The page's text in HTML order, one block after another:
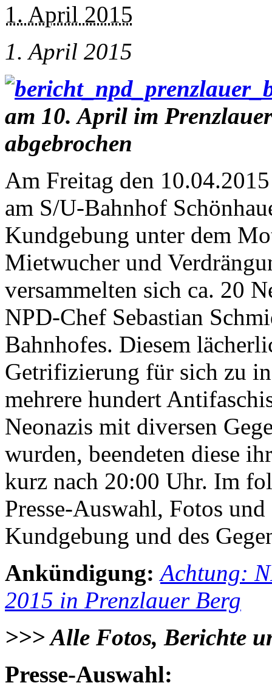
1. April 2015
1. April 2015
am 10. April im
abgebrochen
Am Freitag den
am S/U-Bahnhof
Kundgebung unter dem
Mietwucher und
versammelten sich ca. 20
NPD-Chef Sebastian
Bahnhofes. Diesem
Getrifizierung für sich zu
mehrere hundert
Neonazis mit diversen
wurden, beendeten diese
kurz nach 20:00 Uhr. Im
Presse-Auswahl, Fotos
Kundgebung und des
Ankündigung:Achtung:
2015 in Prenzlauer Berg
>>> Alle Fotos, Berichte
Presse-Auswahl: